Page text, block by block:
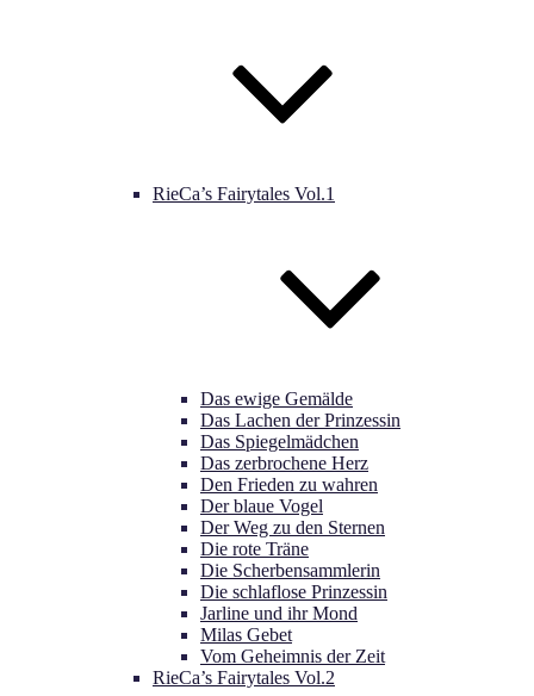
RieCa’s Fairytales Vol.1
Das ewige Gemälde
Das Lachen der Prinzessin
Das Spiegelmädchen
Das zerbrochene Herz
Den Frieden zu wahren
Der blaue Vogel
Der Weg zu den Sternen
Die rote Träne
Die Scherbensammlerin
Die schlaflose Prinzessin
Jarline und ihr Mond
Milas Gebet
Vom Geheimnis der Zeit
RieCa’s Fairytales Vol.2